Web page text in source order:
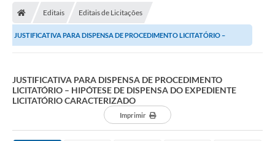
Editais Editais de Licitações
JUSTIFICATIVA PARA DISPENSA DE PROCEDIMENTO LICITATÓRIO –
JUSTIFICATIVA PARA DISPENSA DE PROCEDIMENTO
LICITATÓRIO – HIPÓTESE DE DISPENSA DO EXPEDIENTE
LICITATÓRIO CARACTERIZADO
Imprimir